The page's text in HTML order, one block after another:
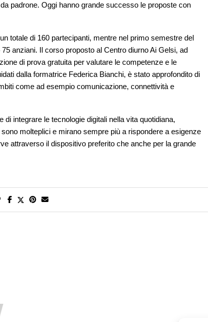
padrone. Oggi hanno grande successo le proposte con
totale di 160 partecipanti, mentre nel primo semestre del
anziani. Il corso proposto al Centro diurno Ai Gelsi, ad
di prova gratuita per valutare le competenze e le
dalla formatrice Federica Bianchi, è stato approfondito di
come ad esempio comunicazione, connettività e
integrare le tecnologie digitali nella vita quotidiana,
molteplici e mirano sempre più a rispondere a esigenze
attraverso il dispositivo preferito che anche per la grande